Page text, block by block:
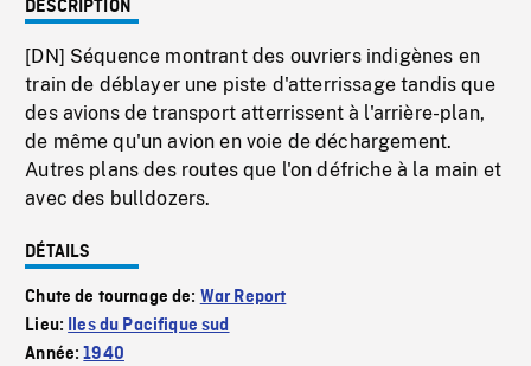
DESCRIPTION
[DN] Séquence montrant des ouvriers indigènes en
train de déblayer une piste d'atterrissage tandis que
des avions de transport atterrissent à l'arrière-plan,
de même qu'un avion en voie de déchargement.
Autres plans des routes que l'on défriche à la main et
avec des bulldozers.
DÉTAILS
Chute de tournage de: War Report
Lieu:
Iles du Pacifique sud
Année:1940